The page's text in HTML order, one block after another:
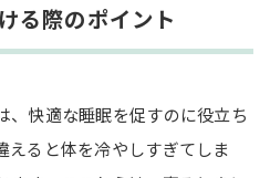
る際のポイント
、快適な睡眠を促すのに役立ち
えると体を冷やしすぎてしま